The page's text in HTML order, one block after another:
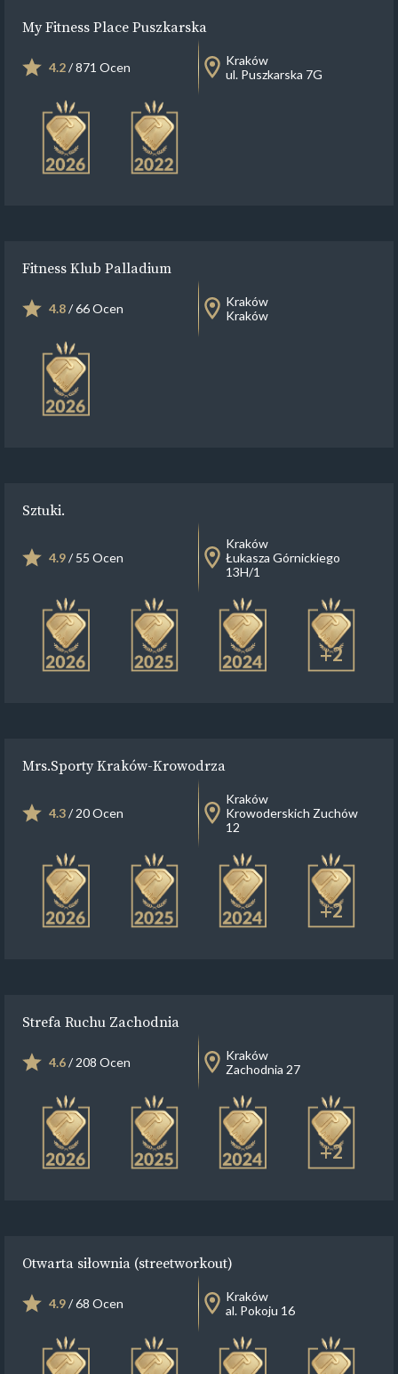
My Fitness Place Puszkarska
4.2/ 871 Ocen
Kraków
ul. Puszkarska 7G
Fitness Klub Palladium
4.8/ 66 Ocen
Kraków
Kraków
Sztuki.
4.9/ 55 Ocen
Kraków
Łukasza Górnickiego
13H/1
+2
Mrs.Sporty Kraków-Krowodrza
4.3/ 20 Ocen
Kraków
Krowoderskich Zuchów
12
+2
Strefa Ruchu Zachodnia
4.6/ 208 Ocen
Kraków
Zachodnia 27
+2
Otwarta siłownia (streetworkout)
4.9/ 68 Ocen
Kraków
al. Pokoju 16